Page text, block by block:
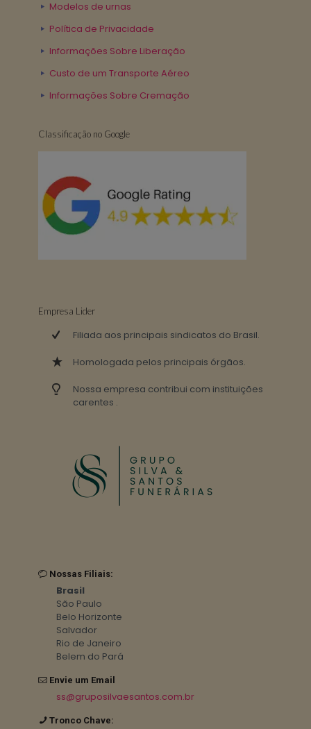
Modelos de urnas
Política de Privacidade
Informações Sobre Liberação
Custo de um Transporte Aéreo
Informações Sobre Cremação
Classificação no Google
Empresa Lider
Filiada aos principais sindicatos do Brasil.
Homologada pelos principais órgãos.
Nossa empresa contribui com instituições
carentes .
Nossas Filiais:
Brasil
São Paulo
Belo Horizonte
Salvador
Rio de Janeiro
Belem do Pará
Envie um Email
ss@gruposilvaesantos.com.br
Tronco Chave: